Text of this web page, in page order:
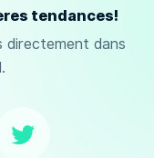
tendances!
directement dans